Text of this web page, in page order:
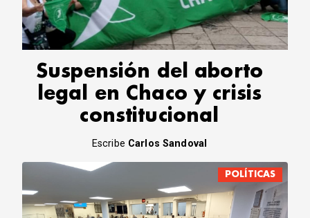
CORREO DE LECTORES
DEBATE
ARCHIVO
DECLARACIONES
OPINIÓN
ALTAMIRA RESPONDE
Política Obrera Revista
CONTACTO
Suspensión del aborto
legal en Chaco y crisis
constitucional
Escribe Carlos Sandoval
POLÍTICAS